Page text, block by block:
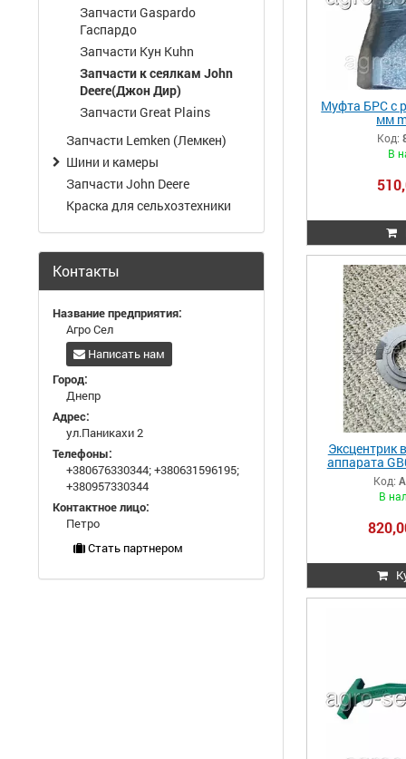
Муфта БРС с
мм
394C/ Код:
В
Эксцентрик
аппарата
7000/Код:
В
Запчасти Gaspardo
Гаспардо
Запчасти Кун Kuhn
Запчасти к сеялкам John
Deere(Джон Дир)
Запчасти Great Plains
Запчасти Lemken (Лемкен)
Шини и камеры
Запчасти John Deere
Краска для сельхозтехники
Контакты
Название предприятия:
Агро Сел
Написать нам
Город:
Днепр
Адрес:
ул.Паникахи 2
Телефоны:
+380676330344;+380631596195;
+380957330344
Контактное лицо:
Петро
Стать партнером